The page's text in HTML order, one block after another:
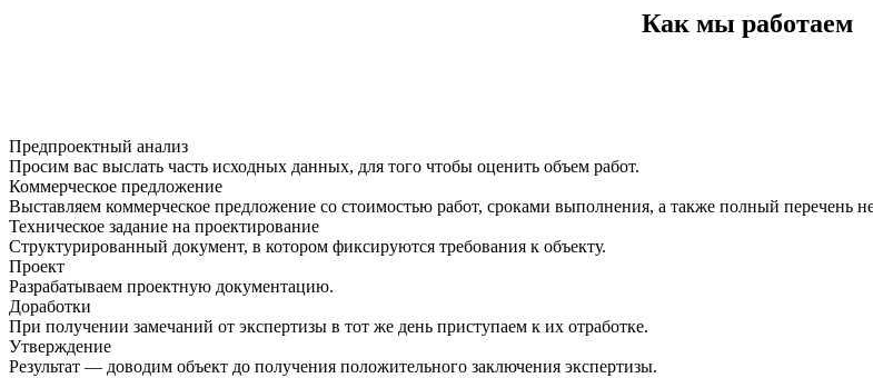
Как мы работаем
Предпроектный анализ
Просим вас выслать часть исходных данных, для того чтобы оценить объем работ.
Коммерческое предложение
Выставляем коммерческое предложение со стоимостью работ, сроками выполнения, а также полный перечень
Техническое задание на проектирование
Структурированный документ, в котором фиксируются требования к объекту.
Проект
Разрабатываем проектную документацию.
Доработки
При получении замечаний от экспертизы в тот же день приступаем к их отработке.
Утверждение
Результат — доводим объект до получения положительного заключения экспертизы.